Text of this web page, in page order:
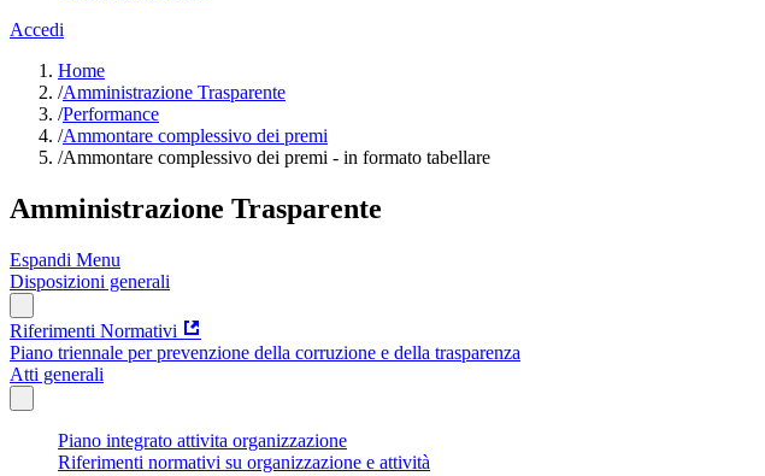
Accedi
Home
/Amministrazione Trasparente
/Performance
/Ammontare complessivo dei premi
/Ammontare complessivo dei premi - in formato tabellare
Amministrazione Trasparente
Espandi Menu
Disposizioni generali
Riferimenti Normativi
Piano triennale per prevenzione della corruzione e della trasparenza
Atti generali
Piano integrato attivita organizzazione
Riferimenti normativi su organizzazione e attività